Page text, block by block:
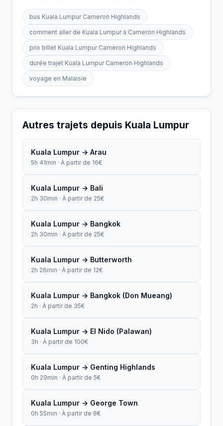
bus Kuala Lumpur Cameron Highlands
comment aller de Kuala Lumpur à Cameron Highlands
prix billet Kuala Lumpur Cameron Highlands
durée trajet Kuala Lumpur Cameron Highlands
voyage en Malaisie
Autres trajets depuis Kuala Lumpur
Kuala Lumpur → Arau
5h 41min · À partir de 16€
Kuala Lumpur → Bali
2h 30min · À partir de 25€
Kuala Lumpur → Bangkok
2h 30min · À partir de 25€
Kuala Lumpur → Butterworth
2h 26min · À partir de 12€
Kuala Lumpur → Bangkok (Don Mueang)
2h · À partir de 35€
Kuala Lumpur → El Nido (Palawan)
3h · À partir de 100€
Kuala Lumpur → Genting Highlands
0h 29min · À partir de 5€
Kuala Lumpur → George Town
0h 55min · À partir de 8€